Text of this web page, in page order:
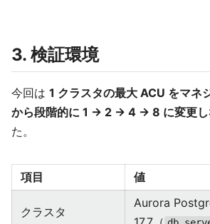
3. 検証環境
今回は 1 クラスタの最大 ACU をマネ
から段階的に 1 → 2 → 4 → 8 に変更し
た。
項目 値
クラスタ
Aurora